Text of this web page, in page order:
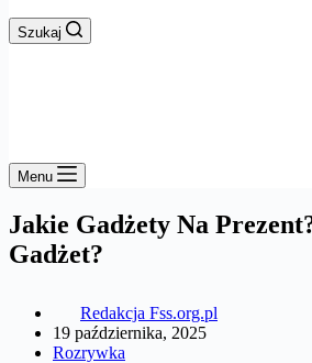
Szukaj
Menu
Jakie Gadżety Na
Gadżet?
Redakcja Fss.org.pl
19 października, 2025
Rozrywka